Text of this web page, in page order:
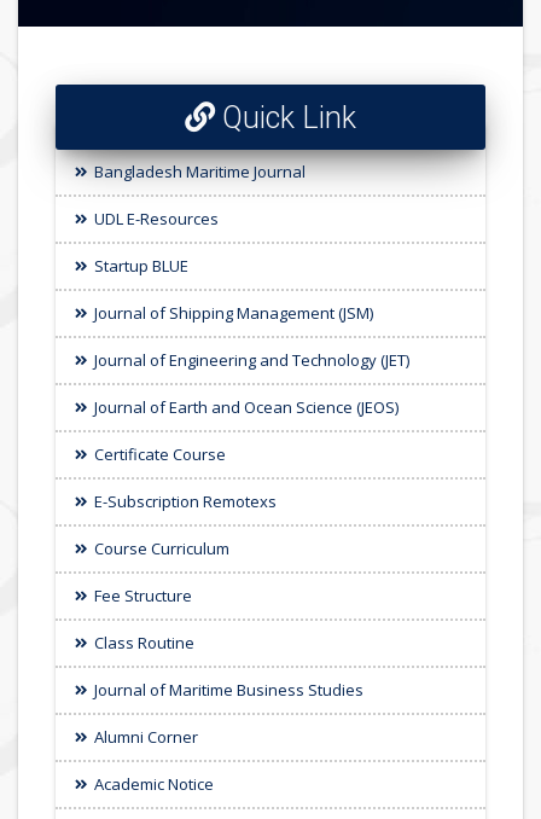
Quick Link
Bangladesh Maritime Journal
UDL E-Resources
Startup BLUE
Journal of Shipping Management (JSM)
Journal of Engineering and Technology (JET)
Journal of Earth and Ocean Science (JEOS)
Certificate Course
E-Subscription Remotexs
Course Curriculum
Fee Structure
Class Routine
Journal of Maritime Business Studies
Alumni Corner
Academic Notice